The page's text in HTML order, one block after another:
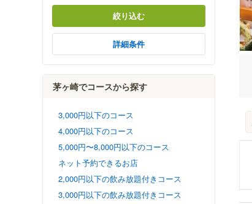
絞り込む
詳細条件
茅ヶ崎でコースから探す
3,000円以下のコース
4,000円以下のコース
5,000円〜8,000円以下のコース
ネット予約できるお店
2,000円以下の飲み放題付きコース
3,000円以下の飲み放題付きコース